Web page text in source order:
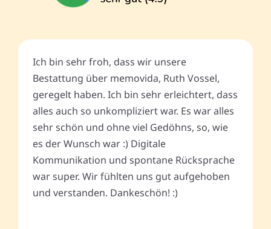
Ich bin sehr froh, dass wir unsere
Bestattung über memovida, Ruth Vossel,
geregelt haben. Ich bin sehr erleichtert, dass
alles auch so unkompliziert war. Es war alles
sehr schön und ohne viel Gedöhns, so, wie
es der Wunsch war :) Digitale
Kommunikation und spontane Rücksprache
war super. Wir fühlten uns gut aufgehoben
und verstanden. Dankeschön! :)